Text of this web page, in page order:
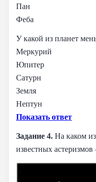
Пан
Феба
У какой из планет
Меркурий
Юпитер
Сатурн
Земля
Нептун
Показать ответ
Задание 4. На каком
известных